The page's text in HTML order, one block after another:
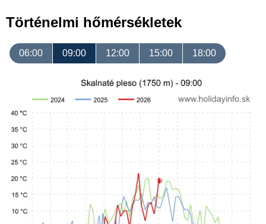
Történelmi hőmérsékletek
06:00 09:00 12:00 15:00 18:00